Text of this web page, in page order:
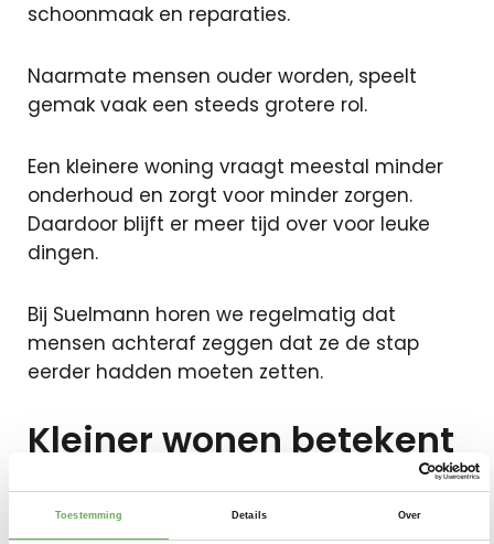
Toestemming Details Over
schoonmaak en reparaties.
Naarmate mensen ouder worden, speelt
gemak vaak een steeds grotere rol.
Een kleinere woning vraagt meestal minder
onderhoud en zorgt voor minder zorgen.
Daardoor blijft er meer tijd over voor leuke
dingen.
Bij Suelmann horen we regelmatig dat
mensen achteraf zeggen dat ze de stap
eerder hadden moeten zetten.
Kleiner wonen betekent
niet minder luxe